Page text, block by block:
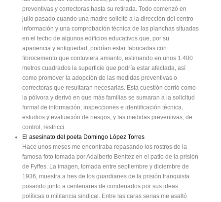
preventivas y correctoras hasta su retirada. Todo comenzó en
julio pasado cuando una madre solicitó a la dirección del centro
información y una comprobación técnica de las planchas situadas
en el techo de algunos edificios educativos que, por su
apariencia y antigüedad, podrían estar fabricadas con
fibrocemento que contuviera amianto, estimando en unos 1.400
metros cuadrados la superficie que podría estar afectada, así
como promover la adopción de las medidas preventivas o
correctoras que resultaran necesarias. Esta cuestión corrió como
la pólvora y derivó en que más familias se sumaran a la solicitud
formal de información, inspecciones e identificación técnica,
estudios y evaluación de riesgos, y las medidas preventivas, de
control, restricci
El asesinato del poeta Domingo López Torres
Hace unos meses me encontraba repasando los rostros de la
famosa foto tomada por Adalberto Benítez en el patio de la prisión
de Fyffes. La imagen, tomada entre septiembre y diciembre de
1936, muestra a tres de los guardianes de la prisión franquista
posando junto a centenares de condenados por sus ideas
políticas o militancia sindical. Entre las caras serias me asaltó